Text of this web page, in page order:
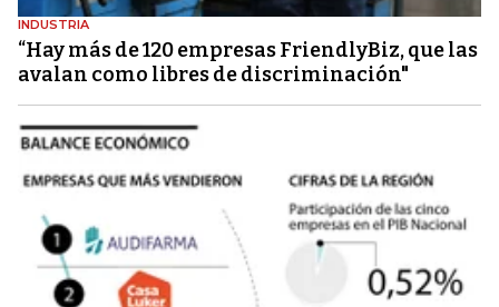
INDUSTRIA
“Hay más de 120 empresas FriendlyBiz, que las
avalan como libres de discriminación"